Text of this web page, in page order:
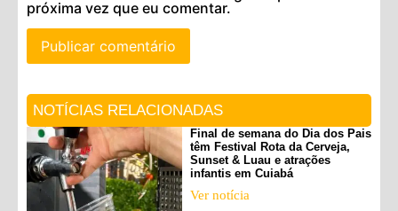
próxima vez que eu comentar.
NOTÍCIAS RELACIONADAS
Final de semana do Dia dos Pais
têm Festival Rota da Cerveja,
Sunset & Luau e atrações
infantis em Cuiabá
Ver notícia